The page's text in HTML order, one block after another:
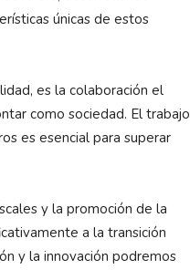
únicas de estos
es la colaboración el
como sociedad. El trabajo
es esencial para superar
y la promoción de la
a la transición
y la innovación podremos